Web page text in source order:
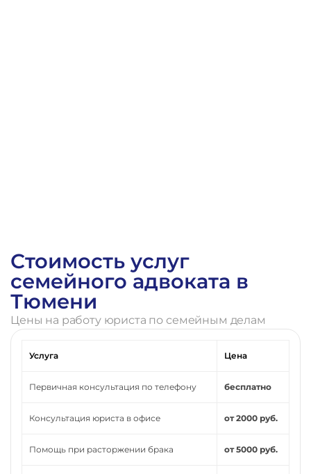
Стоимость услуг
семейного адвоката в
Тюмени
Цены на работу юриста по семейным делам
Услуга Цена
Первичная консультация по телефону бесплатно
Консультация юриста в офисе от 2000 руб.
Помощь при расторжении брака от 5000 руб.